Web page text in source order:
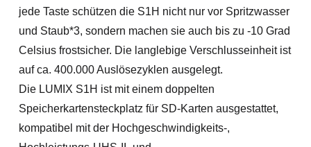
jede Taste schützen die S1H nicht nur vor Spritzwasser
und Staub*3, sondern machen sie auch bis zu -10 Grad
Celsius frostsicher. Die langlebige Verschlusseinheit ist
auf ca. 400.000 Auslösezyklen ausgelegt.
Die LUMIX S1H ist mit einem doppelten
Speicherkartensteckplatz für SD-Karten ausgestattet,
kompatibel mit der Hochgeschwindigkeits-,